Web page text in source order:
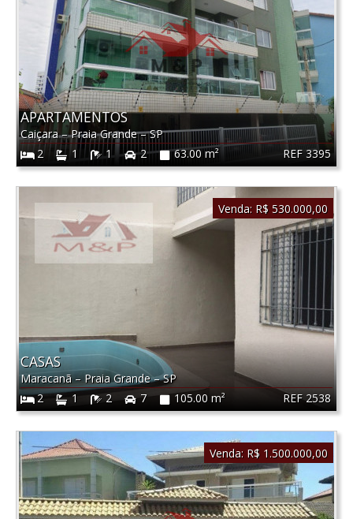
REF 3395
APARTAMENTOS
Caiçara–Praia Grande–SP
2
1 1 2 63.00 m²
REF 2538
CASAS
Maracanã–Praia Grande–SP
2
1 2 7 105.00 m²
Venda: R$ 530.000,00
Venda: R$ 1.500.000,00